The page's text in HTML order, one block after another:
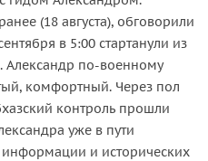
(18 августа), обговорили
в 5:00 стартанули из
Александр по-военному
комфортный. Через пол
контроль прошли
уже в пути
и исторических